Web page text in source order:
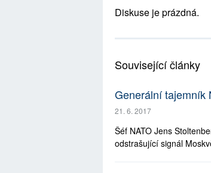
Diskuse je prázdná.
Související články
Generální tajemník
21. 6. 2017
Šéf NATO Jens
odstrašující signál